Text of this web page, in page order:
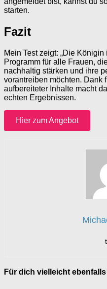
starten.
Fazit
Mein Test zeigt: „Die
Programm für alle Frauen,
nachhaltig stärken und ihre
vorantreiben möchten. Dank
aufbereiteter Inhalte macht
echten Ergebnissen.
Hier zum Angebot
Für dich vielleicht